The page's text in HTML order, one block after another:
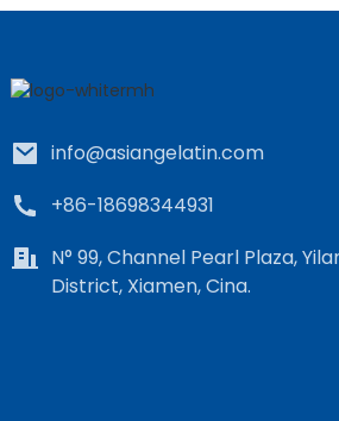
info@asiangelatin.com
+86-18698344931
N° 99, Channel Pearl Plaza,
District, Xiamen, Cina.